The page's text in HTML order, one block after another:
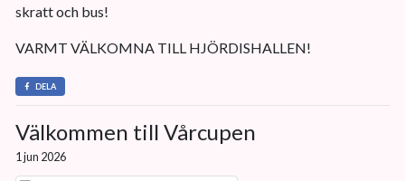
skratt och bus!
VARMT VÄLKOMNA TILL HJÖRDISHALLEN!
DELA
Välkommen till Vårcupen
1 jun 2026